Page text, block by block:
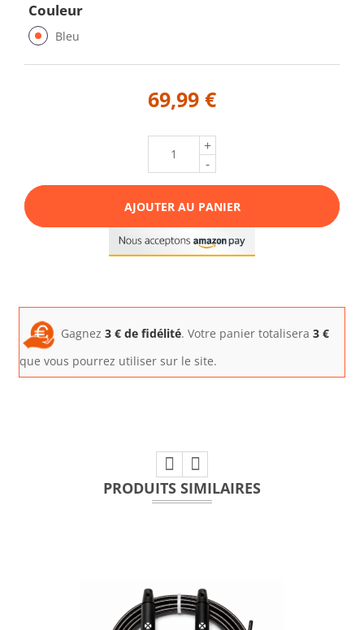
Couleur
Bleu
69,99 €
+
-
AJOUTER AU PANIER
Gagnez 3 € de fidélité. Votre panier totalisera 3 €
que vous pourrez utiliser sur le site.
PRODUITS SIMILAIRES